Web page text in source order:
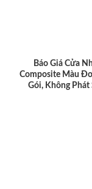
Báo Giá Cửa
Composite Màu
Gói, Không Phát